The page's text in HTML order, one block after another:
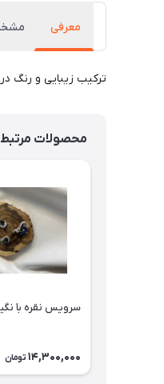
معرفی
ترکیب زیبایی و رنگ
محصولات مرتبط
سرویس نقره با
14,300,000 تومان